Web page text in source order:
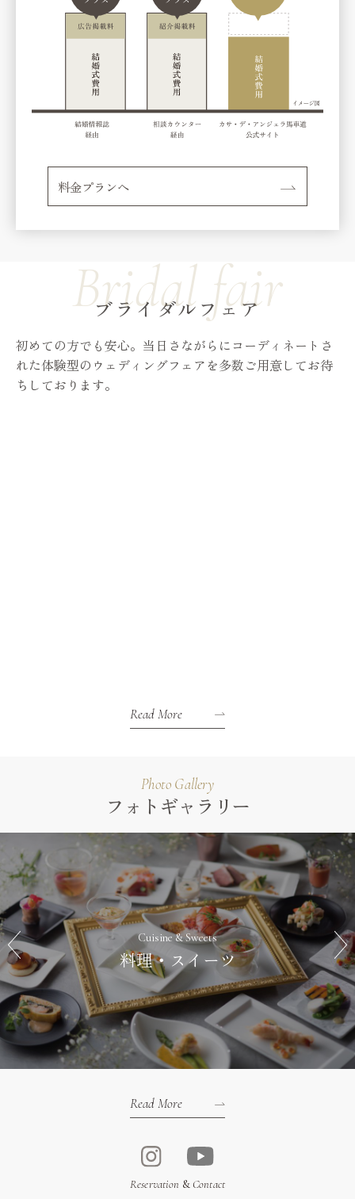
料金プランへ
ブライダルフェア
初めての方でも安心。当日さながらにコーディネートさ
れた体験型のウェディングフェアを多数ご用意してお待
ちしております。
Read More
Photo Gallery
フォトギャラリー
Cuisine & Sweets
料理・スイーツ
Read More
Reservation &Contact